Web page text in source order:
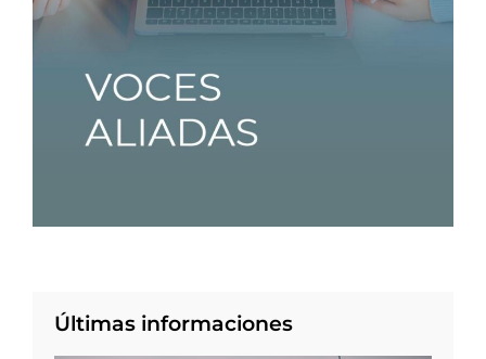
Últimas informaciones